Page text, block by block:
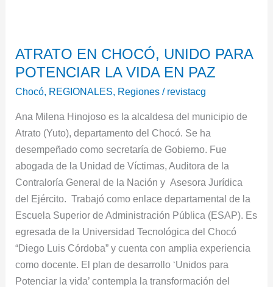
ATRATO EN CHOCÓ, UNIDO PARA
POTENCIAR LA VIDA EN PAZ
Chocó REGIONALES Regiones / revistacg
Ana Milena Hinojoso es la alcaldesa del municipio de
Atrato (Yuto), departamento del Chocó. Se ha
desempeñado como secretaría de Gobierno. Fue
abogada de la Unidad de Víctimas, Auditora de la
Contraloría General de la Nación y Asesora Jurídica
del Ejército. Trabajó como enlace departamental de la
Escuela Superior de Administración Pública (ESAP). Es
egresada de la Universidad Tecnológica del Chocó
“Diego Luis Córdoba” y cuenta con amplia experiencia
como docente. El plan de desarrollo ‘Unidos para
Potenciar la vida’ contempla la transformación del
EN
CHOCÓ,
UNIDO
POTENCIAR
LA
VIDA
EN
PAZ